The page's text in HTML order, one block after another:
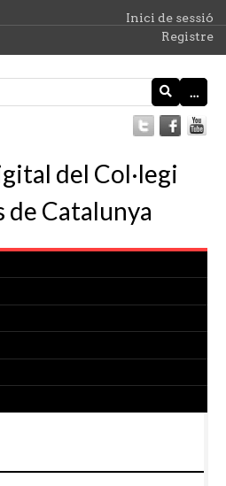
Inici de sessió
Registre
…